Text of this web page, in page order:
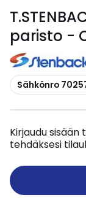
paristo -
Kopioi
Sähkönro
Kirjaudu sisään
tehdäksesi